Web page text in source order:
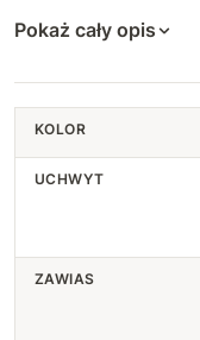
Pokaż cały opis
KOLOR
UCHWYT
ZAWIAS